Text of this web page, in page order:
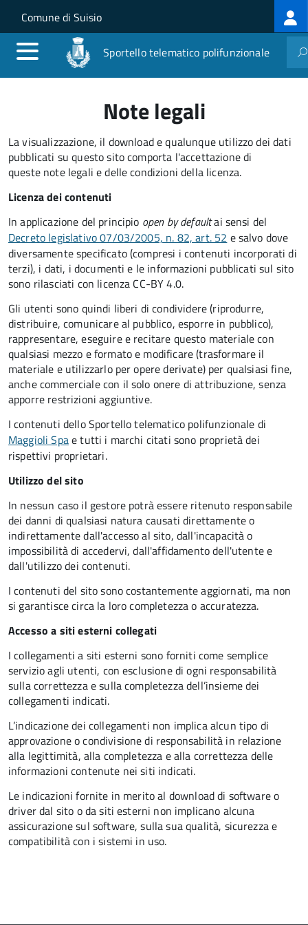
Salta al contenuto principale
Skip to site navigation
Comune di Suisio
Sportello telematico polifunzionale
Note legali
La visualizzazione, il download e qualunque utilizzo dei dati
pubblicati su questo sito comporta l'accettazione di
queste note legali e delle condizioni della licenza.
Licenza dei contenuti
In applicazione del principio open by defaultai sensi del
Decreto legislativo 07/03/2005, n. 82, art. 52 e salvo dove
diversamente specificato (compresi i contenuti incorporati di
terzi), i dati, i documenti e le informazioni pubblicati sul sito
sono rilasciati con licenza CC-BY 4.0.
Gli utenti sono quindi liberi di condividere (riprodurre,
distribuire, comunicare al pubblico, esporre in pubblico),
rappresentare, eseguire e recitare questo materiale con
qualsiasi mezzo e formato e modificare (trasformare il
materiale e utilizzarlo per opere derivate) per qualsiasi fine,
anche commerciale con il solo onere di attribuzione, senza
apporre restrizioni aggiuntive.
I contenuti dello Sportello telematico polifunzionale di
Maggioli Spae tutti i marchi citati sono proprietà dei
rispettivi proprietari.
Utilizzo del sito
In nessun caso il gestore potrà essere ritenuto responsabile
dei danni di qualsiasi natura causati direttamente o
indirettamente dall'accesso al sito, dall'incapacità o
impossibilità di accedervi, dall'affidamento dell'utente e
dall'utilizzo dei contenuti.
I contenuti del sito sono costantemente aggiornati, ma non
si garantisce circa la loro completezza o accuratezza.
Accesso a siti esterni collegati
I collegamenti a siti esterni sono forniti come semplice
servizio agli utenti, con esclusione di ogni responsabilità
sulla correttezza e sulla completezza dell’insieme dei
collegamenti indicati.
L’indicazione dei collegamenti non implica alcun tipo di
approvazione o condivisione di responsabilità in relazione
alla legittimità, alla completezza e alla correttezza delle
informazioni contenute nei siti indicati.
Le indicazioni fornite in merito al download di software o
driver dal sito o da siti esterni non implicano alcuna
assicurazione sul software, sulla sua qualità, sicurezza e
compatibilità con i sistemi in uso.